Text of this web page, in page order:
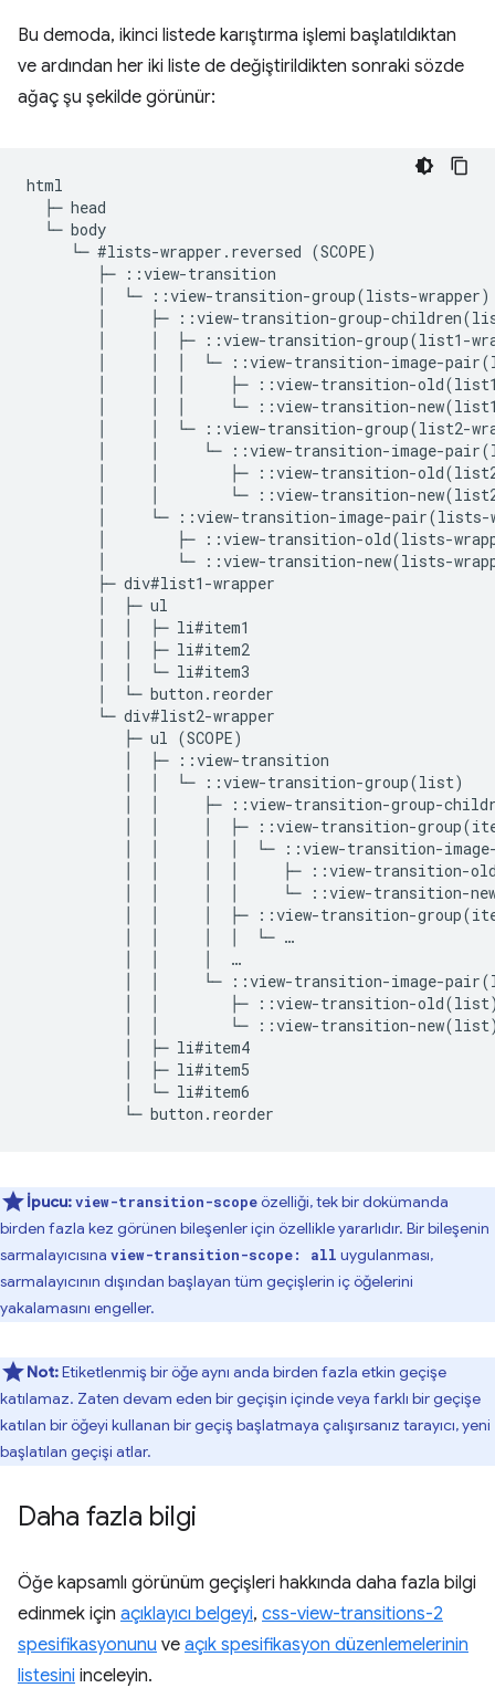
Bu demoda, ikinci listede karıştırma işlemi başlatıldıktan
ve ardından her iki liste de değiştirildikten sonraki sözde
ağaç şu şekilde görünür:
html
  ├─ head
  └─ body
     └─ #lists-wrapper.reversed (SCOPE)
        ├─ ::view-transition
        │  └─ ::view-transition-group(lists-wrapper)
│     ├─ ::view-transition-group-
│     │  ├─ ::view-transition-group(list1-
│     │  │  └─ ::view-transition-image-
│     │  │     ├─ ::view-transition-
│     │  │     └─ ::view-transition-
│     │  └─ ::view-transition-group(list2-
│     │     └─ ::view-transition-image-
│     │        ├─ ::view-transition-
│     │        └─ ::view-transition-
│     └─ ::view-transition-image-
│        ├─ ::view-transition-old(lists-
│        └─ ::view-transition-new(lists-
        ├─ div#list1-wrapper
        │  ├─ ul
        │  │  ├─ li#item1
        │  │  ├─ li#item2
        │  │  └─ li#item3
        │  └─ button.reorder
        └─ div#list2-wrapper
           ├─ ul (SCOPE)
           │  ├─ ::view-transition
           │  │  └─ ::view-transition-group(list)
│  │     ├─ ::view-transition-group-
│  │     │  ├─ ::view-transition-
│  │     │  │  └─ ::view-transition-
│  │     │  │     ├─ ::view-transition-
│  │     │  │     └─ ::view-transition-
│  │     │  ├─ ::view-transition-
           │  │     │  │  └─ …
           │  │     │  …
│  │     └─ ::view-transition-image-
│  │        ├─ ::view-transition-
│  │        └─ ::view-transition-
           │  ├─ li#item4
           │  ├─ li#item5
           │  └─ li#item6
İpucu:view-transition-scopeözelliği, tek bir dokümanda
birden fazla kez görünen bileşenler için özellikle yararlıdır. Bir bileşenin
sarmalayıcısına view-transition-scope: all uygulanması,
sarmalayıcının dışından başlayan tüm geçişlerin iç öğelerini
yakalamasını engeller.
Not:Etiketlenmiş bir öğe aynı anda birden fazla etkin geçişe
katılamaz. Zaten devam eden bir geçişin içinde veya farklı bir geçişe
katılan bir öğeyi kullanan bir geçiş başlatmaya çalışırsanız tarayıcı, yeni
başlatılan geçişi atlar.
Daha fazla bilgi
Öğe kapsamlı görünüm geçişleri hakkında daha fazla bilgi
edinmek için açıklayıcı belgeyi, css-view-transitions-2
spesifikasyonunu ve açık spesifikasyon düzenlemelerinin
listesini inceleyin.